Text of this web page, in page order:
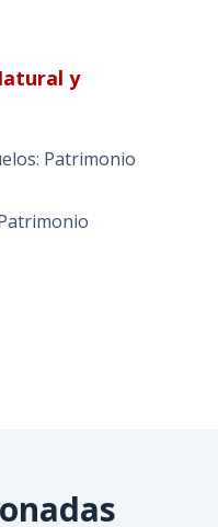
y
Patrimonio